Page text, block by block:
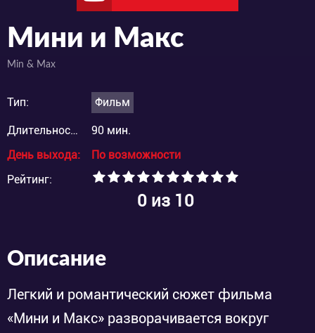
Мини и Макс
Min & Max
Тип: Фильм
Длительность:
90 мин.
День выхода:
По возможности
Рейтинг:
0из 10
Описание
Легкий и романтический сюжет фильма
«Мини и Макс» разворачивается вокруг